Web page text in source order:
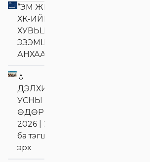
“ЭМ ЖИ ЭЛ АКУА”
ХК-ИЙН
ХУВЬЦАА
ЭЗЭМШИГЧДИЙН
АНХААРАЛД
💧
ДЭЛХИЙН
УСНЫ
ӨДӨР
2026 | Ус
ба тэгш
эрх